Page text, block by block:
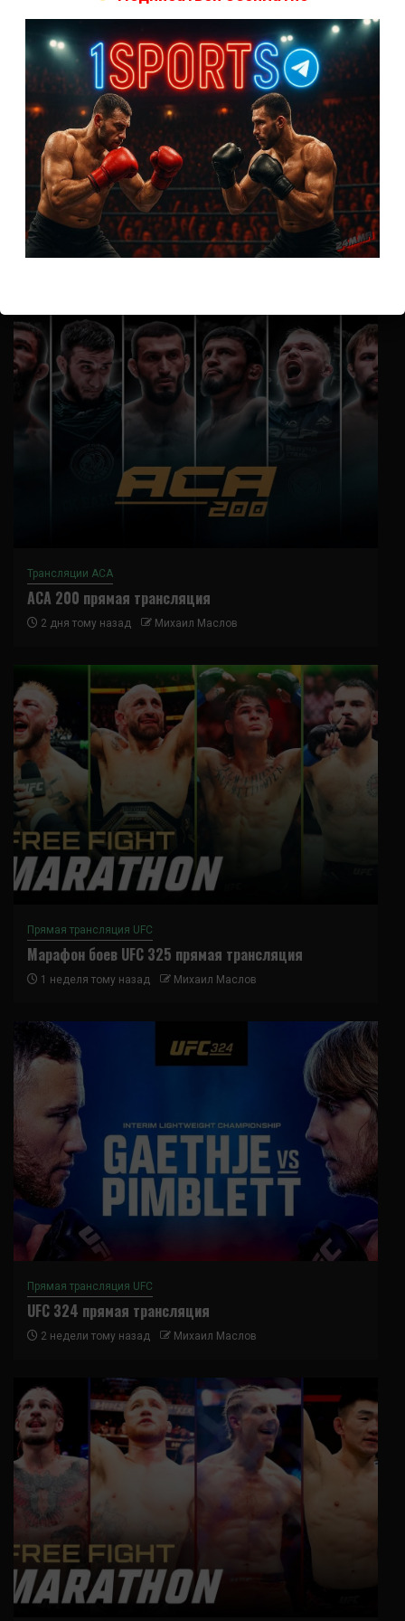
А как смотреть с ноутбука?
Анонимно кРасписание боев UFC
Кусок говна ты, существом даже нельзя ,такое как ты назвать!
АнонимнокКонор МакГрегор
УЧ
АнонимнокРэнди Браун — Николас Далби
не запускается ни один бой, реклама есть, а когда
заканчивается начинается загрузка видео длиною в жизнь.
Исправьте пожалуйста
Трансляции ACA
ACA 200 прямая трансляция
2 дня тому назад Михаил Маслов
Прямая трансляция UFC
Марафон боев UFC 325 прямая трансляция
1 неделя тому назад Михаил Маслов
Прямая трансляция UFC
UFC 324 прямая трансляция
2 недели тому назад Михаил Маслов